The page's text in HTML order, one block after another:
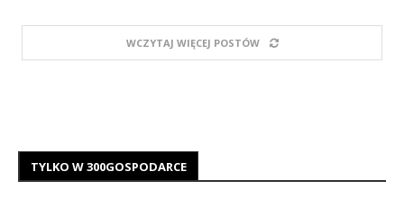
WCZYTAJ WIĘCEJ POSTÓW
TYLKO W 300GOSPODARCE